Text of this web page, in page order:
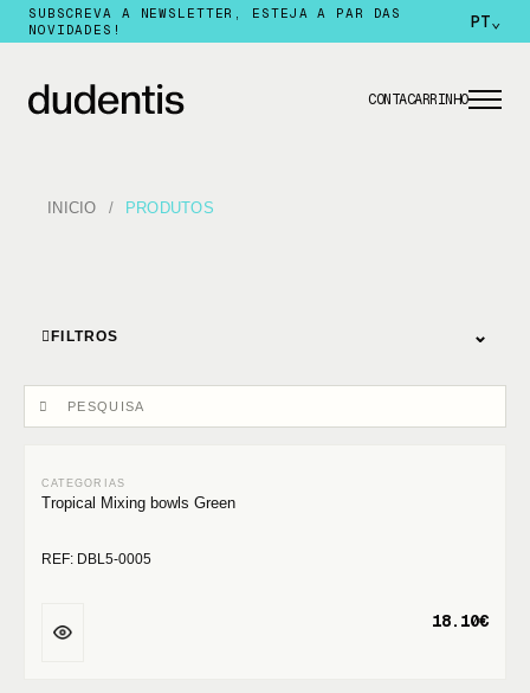
SUBSCREVA A NEWSLETTER, ESTEJA A PAR DAS
NOVIDADES!
PT⌄
CONTACARRINHO
INICIO PRODUTOS
FILTROS ⌄
Tropical Mixing bowls Green
REF: DBL5-0005
18.10€